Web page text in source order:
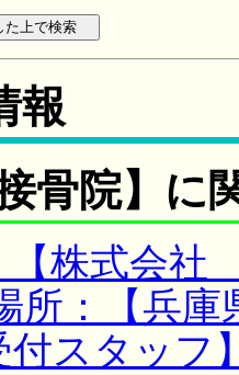
報
骨院】に
【株式会
所：【兵
付スタッフ